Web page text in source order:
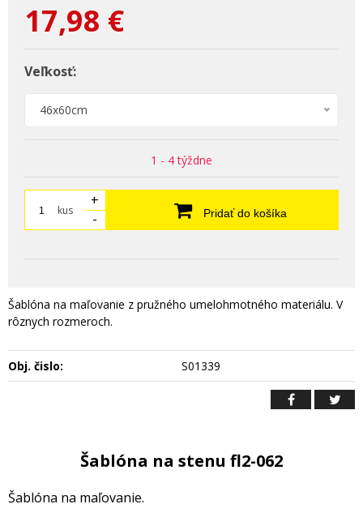
17,98 €
Veľkosť:
46x60cm
1 - 4 týždne
kus
+
-
Pridať do košíka
Šablóna na maľovanie z pružného umelohmotného materiálu. V
rôznych rozmeroch.
Obj. čislo: S01339
Šablóna na stenu fl2-062
Šablóna na maľovanie.